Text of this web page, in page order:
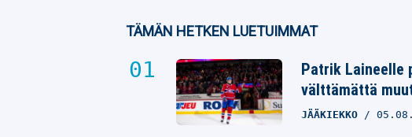
TÄMÄN HETKEN LUETUIMMAT
Patrik Laineelle
välttämättä
JÄÄKIEKKO